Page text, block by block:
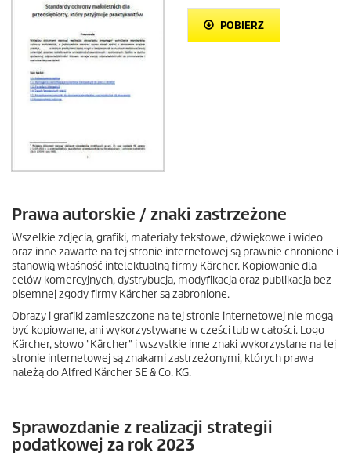
POBIERZ
Prawa autorskie / znaki zastrzeżone
Wszelkie zdjęcia, grafiki, materiały tekstowe, dźwiękowe i wideo
oraz inne zawarte na tej stronie internetowej są prawnie chronione i
stanowią właśność intelektualną firmy Kärcher. Kopiowanie dla
celów komercyjnych, dystrybucja, modyfikacja oraz publikacja bez
pisemnej zgody firmy Kärcher są zabronione.
Obrazy i grafiki zamieszczone na tej stronie internetowej nie mogą
być kopiowane, ani wykorzystywane w części lub w całości. Logo
Kärcher, słowo "Kärcher" i wszystkie inne znaki wykorzystane na tej
stronie internetowej są znakami zastrzeżonymi, których prawa
należą do Alfred Kärcher SE & Co. KG.
Sprawozdanie z realizacji strategii
podatkowej za rok 2023